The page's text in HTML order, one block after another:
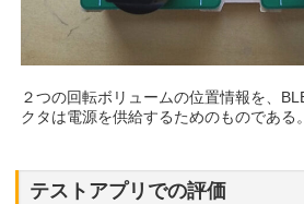
２つの回転ボリュームの位置情報を、
クタは電源を供給するためのものである。
テストアプリでの評価